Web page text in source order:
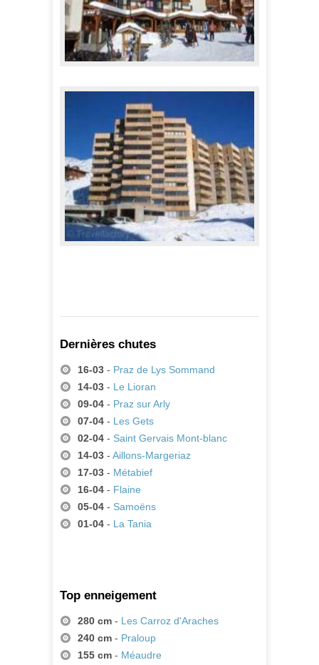
Dernières chutes
16-03 - Praz de Lys Sommand
14-03 - Le Lioran
09-04 - Praz sur Arly
07-04 - Les Gets
02-04 - Saint Gervais Mont-blanc
14-03 - Aillons-Margeriaz
17-03 - Métabief
16-04 - Flaine
05-04 - Samoëns
01-04 - La Tania
Top enneigement
280 cm - Les Carroz d'Araches
240 cm - Praloup
155 cm - Méaudre